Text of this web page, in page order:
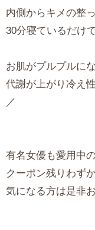
内側からキメの整
30分寝ているだけ
お肌がプルプルに
代謝が上がり冷え
／
有名女優も愛用中
クーポン残りわず
気になる方は是非